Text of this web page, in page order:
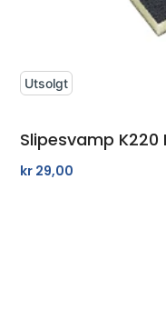
Slipesvamp K220
kr 29,00
Utsolgt